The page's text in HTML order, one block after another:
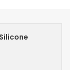
Silicone